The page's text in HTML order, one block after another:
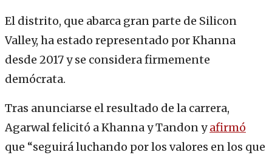
El distrito, que abarca gran parte de Silicon
Valley, ha estado representado por Khanna
desde 2017 y se considera firmemente
demócrata.
Tras anunciarse el resultado de la carrera,
Agarwal felicitó a Khanna y Tandon yafirmó
que “seguirá luchando por los valores en los que